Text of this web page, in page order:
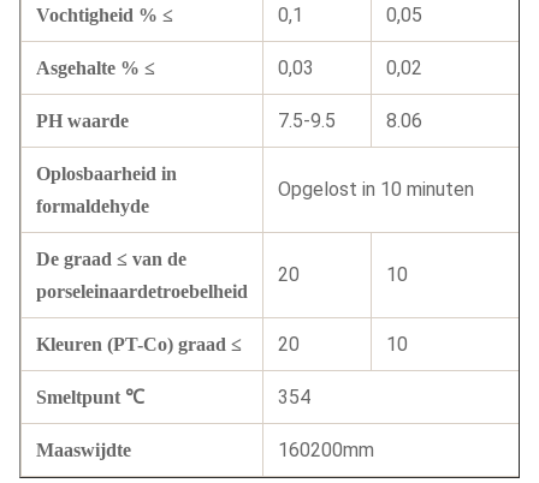
Vochtigheid % ≤ 0,1 0,05
Asgehalte % ≤ 0,03 0,02
PH waarde 7.5-9.5 8.06
Oplosbaarheid in
formaldehyde
Opgelost in 10 minuten
De graad ≤ van de
porseleinaardetroebelheid
20 10
Kleuren (PT-Co) graad ≤ 20 10
Smeltpunt ℃ 354
Maaswijdte 160200mm